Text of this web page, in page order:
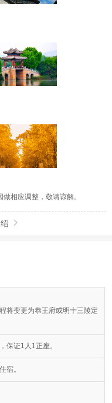
相应调整，敬请谅解。

将变更为恭王府或明十三陵定
保证1人1正座。
宿。